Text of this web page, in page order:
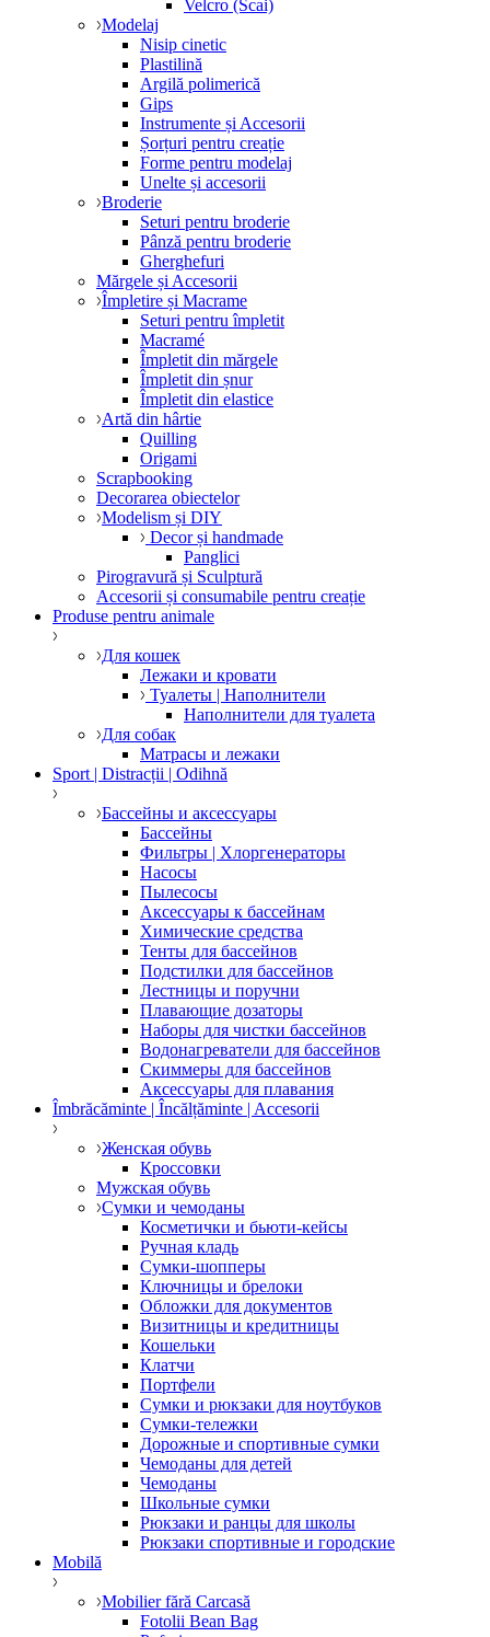
Velcro (Scai)
Modelaj
Nisip cinetic
Plastilină
Argilă polimerică
Gips
Instrumente și Accesorii
Șorțuri pentru creație
Forme pentru modelaj
Unelte și accesorii
Broderie
Seturi pentru broderie
Pânză pentru broderie
Gherghefuri
Mărgele și Accesorii
Împletire și Macrame
Seturi pentru împletit
Macramé
Împletit din mărgele
Împletit din șnur
Împletit din elastice
Artă din hârtie
Quilling
Origami
Scrapbooking
Decorarea obiectelor
Modelism și DIY
Decor și handmade
Panglici
Pirogravură și Sculptură
Accesorii și consumabile pentru creație
Produse pentru animale
Для кошек
Лежаки и кровати
Туалеты | Наполнители
Наполнители для туалета
Для собак
Матрасы и лежаки
Sport | Distracții | Odihnă
Бассейны и аксессуары
Бассейны
Фильтры | Хлоргенераторы
Насосы
Пылесосы
Аксессуары к бассейнам
Химические средства
Тенты для бассейнов
Подстилки для бассейнов
Лестницы и поручни
Плавающие дозаторы
Наборы для чистки бассейнов
Водонагреватели для бассейнов
Скиммеры для бассейнов
Аксессуары для плавания
Îmbrăcăminte | Încălțăminte | Accesorii
Женская обувь
Кроссовки
Мужская обувь
Сумки и чемоданы
Косметички и бьюти-кейсы
Ручная кладь
Сумки-шопперы
Ключницы и брелоки
Обложки для документов
Визитницы и кредитницы
Кошельки
Клатчи
Портфели
Сумки и рюкзаки для ноутбуков
Сумки-тележки
Дорожные и спортивные сумки
Чемоданы для детей
Чемоданы
Школьные сумки
Рюкзаки и ранцы для школы
Рюкзаки спортивные и городские
Mobilă
Mobilier fără Carcasă
Fotolii Bean Bag